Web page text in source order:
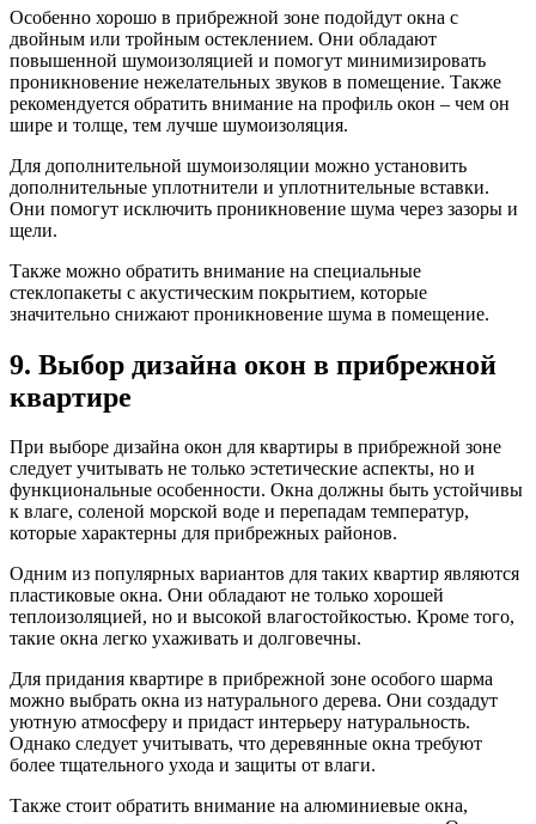
Особенно хорошо в прибрежной зоне подойдут окна с
двойным или тройным остеклением. Они обладают
повышенной шумоизоляцией и помогут минимизировать
проникновение нежелательных звуков в помещение. Также
рекомендуется обратить внимание на профиль окон – чем он
шире и толще, тем лучше шумоизоляция.
Для дополнительной шумоизоляции можно установить
дополнительные уплотнители и уплотнительные вставки.
Они помогут исключить проникновение шума через зазоры и
щели.
Также можно обратить внимание на специальные
стеклопакеты с акустическим покрытием, которые
значительно снижают проникновение шума в помещение.
9. Выбор дизайна окон в прибрежной
квартире
При выборе дизайна окон для квартиры в прибрежной зоне
следует учитывать не только эстетические аспекты, но и
функциональные особенности. Окна должны быть устойчивы
к влаге, соленой морской воде и перепадам температур,
которые характерны для прибрежных районов.
Одним из популярных вариантов для таких квартир являются
пластиковые окна. Они обладают не только хорошей
теплоизоляцией, но и высокой влагостойкостью. Кроме того,
такие окна легко ухаживать и долговечны.
Для придания квартире в прибрежной зоне особого шарма
можно выбрать окна из натурального дерева. Они создадут
уютную атмосферу и придаст интерьеру натуральность.
Однако следует учитывать, что деревянные окна требуют
более тщательного ухода и защиты от влаги.
Также стоит обратить внимание на алюминиевые окна,